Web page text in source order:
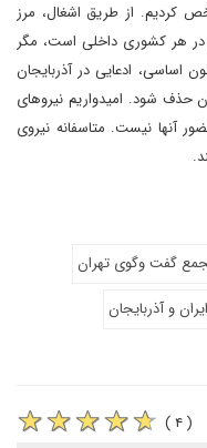
از طریق اشغال، مرز
هر کشوری داخلی است، مگر
اساسی، ادعایی در آذربایجان
حذف شود. امیدواریم نیروهای
آنها نیست. متاسفانه نیروی
گفت وگوی تهران
ایران و آذربایجان
( ۴ )